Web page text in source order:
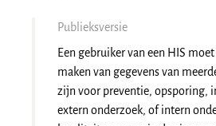
Publieksversie
Een gebruiker van een HIS
maken van gegevens van
zijn voor preventie, opsporing,
extern onderzoek, of intern